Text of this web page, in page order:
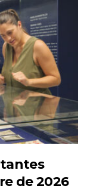
de 2026